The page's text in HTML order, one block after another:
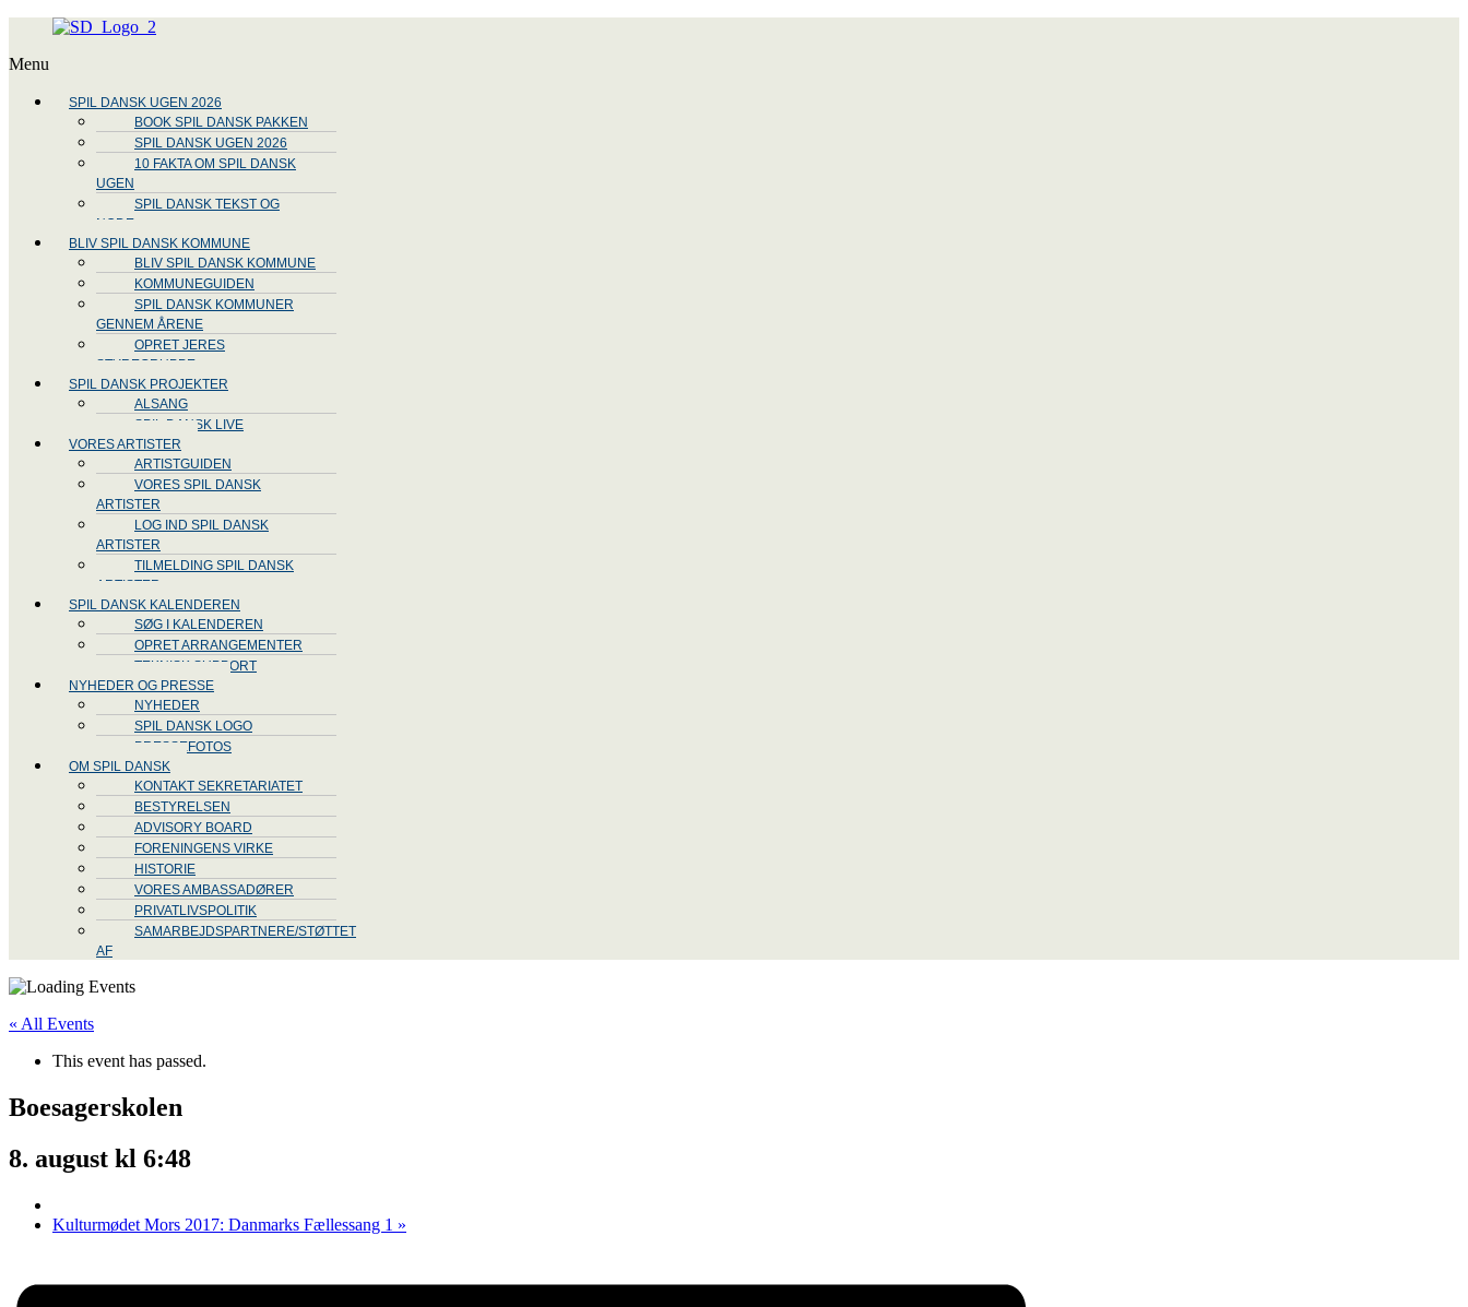
Menu
SPIL DANSK UGEN 2026
BOOK SPIL DANSK PAKKEN
SPIL DANSK UGEN 2026
10 FAKTA OM SPIL DANSK
UGEN
SPIL DANSK TEKST OG
NODE
BLIV SPIL DANSK KOMMUNE
BLIV SPIL DANSK KOMMUNE
KOMMUNEGUIDEN
SPIL DANSK KOMMUNER
GENNEM ÅRENE
OPRET JERES
STYREGRUPPE
SPIL DANSK PROJEKTER
ALSANG
SPIL DANSK LIVE
VORES ARTISTER
ARTISTGUIDEN
VORES SPIL DANSK
ARTISTER
LOG IND SPIL DANSK
ARTISTER
TILMELDING SPIL DANSK
ARTISTER
SPIL DANSK KALENDEREN
SØG I KALENDEREN
OPRET ARRANGEMENTER
TEKNISK SUPPORT
NYHEDER OG PRESSE
NYHEDER
SPIL DANSK LOGO
PRESSEFOTOS
OM SPIL DANSK
KONTAKT SEKRETARIATET
BESTYRELSEN
ADVISORY BOARD
FORENINGENS VIRKE
HISTORIE
VORES AMBASSADØRER
PRIVATLIVSPOLITIK
SAMARBEJDSPARTNERE/STØTTET
AF
« All Events
This event has passed.
Boesagerskolen
8. august kl 6:48
Kulturmødet Mors 2017: Danmarks Fællessang 1 »